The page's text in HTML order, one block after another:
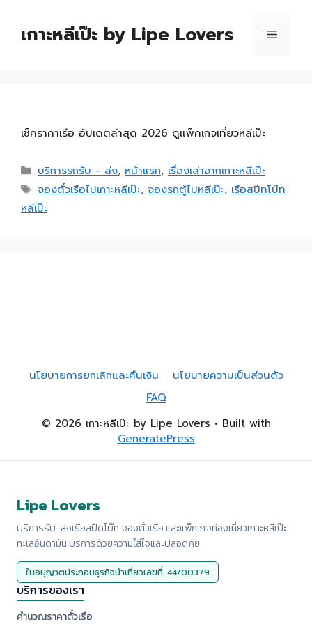
เกาะหลีเป๊ะ by Lipe Lovers
เช็คราคาเรือ อัปเดตล่าสุด 2026 ดูแพ็คเกจเที่ยวหลีเป๊ะ
บริการรถรับ - ส่ง, หน้าแรก, เรื่องเล่าจากเกาะหลีเป๊ะ
จองตั๋วเรือไปเกาะหลีเป๊ะ, จองรถตู้ไปหลีเป๊ะ, เรือสปีทโบ๊ท
หลีเป๊ะ
นโยบายการยกเลิกและคืนเงิน
นโยบายความเป็นส่วนตัว
FAQ
© 2026 เกาะหลีเป๊ะ by Lipe Lovers • Built with
GeneratePress
Lipe Lovers
บริการรับ-ส่งเรือสปีดโบ๊ท จองตั๋วเรือ และแพ็กเกจท่องเที่ยวเกาะหลีเป๊ะ
ทะเลอันดามัน บริการด้วยความใส่ใจและปลอดภัย
ใบอนุญาตประกอบธุรกิจนำเที่ยวเลขที่: 44/00379
บริการของเรา
คำนวณราคาตั๋วเรือ